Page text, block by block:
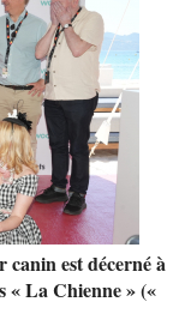
est décerné à
« La Chienne » («